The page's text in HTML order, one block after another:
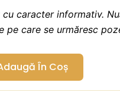
cu caracter informativ.
pe care se urmăresc
În Coș